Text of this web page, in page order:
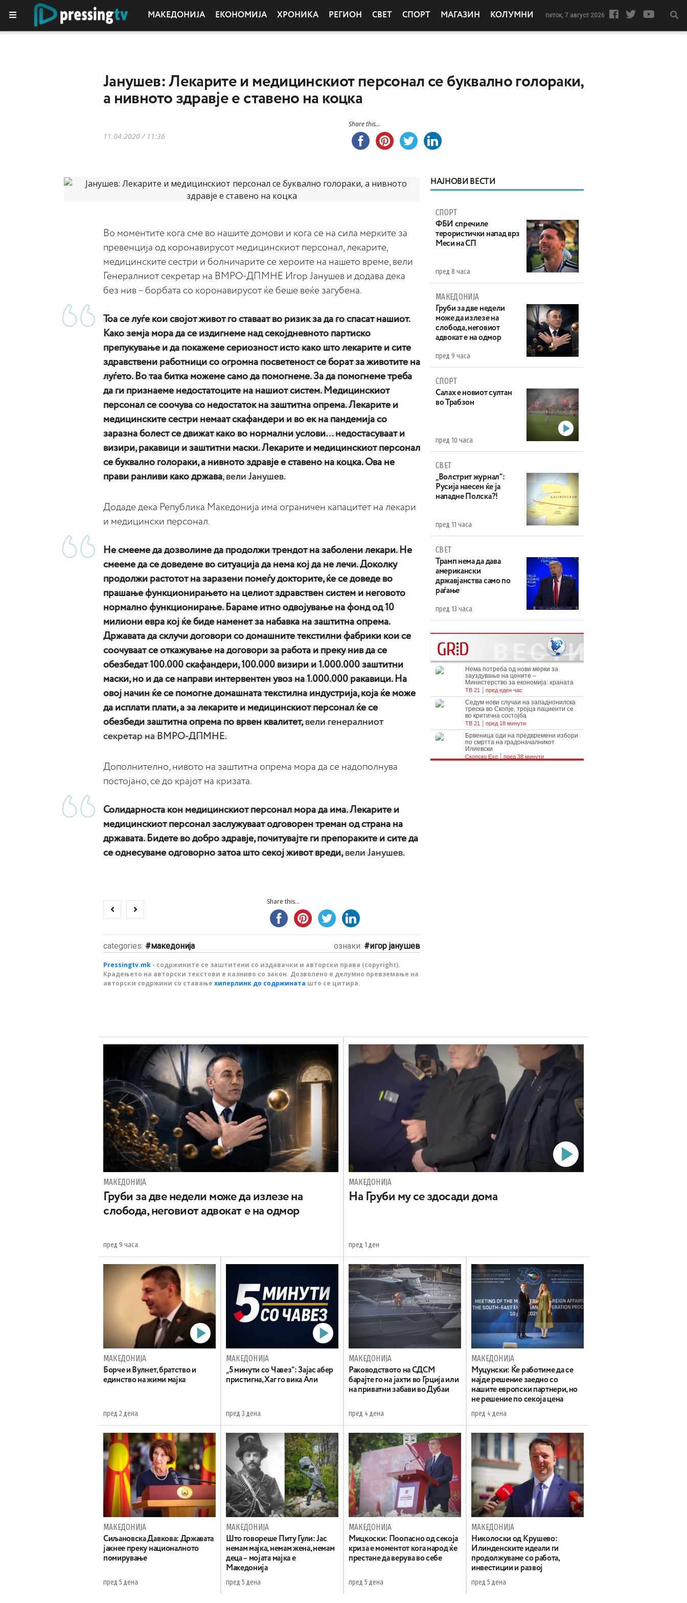
МАКЕДОНИЈА ЕКОНОМИЈА ХРОНИКА РЕГИОН СВЕТ СПОРТ МАГАЗИН КОЛУМНИ петок, 7 август 2026
Јанушев: Лекарите и медицинскиот персонал се буквално голораки,
а нивното здравје е ставено на коцка
11.04.2020 / 11:36
Share this...
Во моментите кога сме во нашите домови и кога се на сила мерките за
превенција од коронавирусот медицинскиот персонал, лекарите,
медицинските сестри и болничарите се хероите на нашето време, вели
Генералниот секретар на ВМРО-ДПМНЕ Игор Јанушев и додава дека
без нив – борбата со коронавирусот ќе беше веќе загубена.
Тоа се луѓе кои својот живот го ставаат во ризик за да го спасат нашиот.
Како земја мора да се издигнеме над секојдневното партиско
препукување и да покажеме сериозност исто како што лекарите и сите
здравствени работници со огромна посветеност се борат за животите на
луѓето. Во таа битка можеме само да помогнеме. За да помогнеме треба
да ги признаеме недостатоците на нашиот систем. Медицинскиот
персонал се соочува со недостаток на заштитна опрема. Лекарите и
медицинските сестри немаат скафандери и во ек на пандемија со
заразна болест се движат како во нормални услови… недостасуваат и
визири, ракавици и заштитни маски. Лекарите и медицинскиот персонал
се буквално голораки, а нивното здравје е ставено на коцка. Ова не
прави ранливи како држава, вели Јанушев.
Додаде дека Република Македонија има ограничен капацитет на лекари
и медицински персонал.
Не смееме да дозволиме да продолжи трендот на заболени лекари. Не
смееме да се доведеме во ситуација да нема кој да не лечи. Доколку
продолжи растотот на заразени помеѓу докторите, ќе се доведе во
прашање функционирањето на целиот здравствен систем и неговото
нормално функционирање. Бараме итно одвојување на фонд од 10
милиони евра кој ќе биде наменет за набавка на заштитна опрема.
Државата да склучи договори со домашните текстилни фабрики кои се
соочуваат се откажување на договори за работа и преку нив да се
обезбедат 100.000 скафандери, 100.000 визири и 1.000.000 заштитни
маски, но и да се направи интервентен увоз на 1.000.000 ракавици. На
овој начин ќе се помогне домашната текстилна индустрија, која ќе може
да исплати плати, а за лекарите и медицинскиот персонал ќе се
обезбеди заштитна опрема по врвен квалитет,вели генералниот
секретар на ВМРО-ДПМНЕ.
Дополнително, нивото на заштитна опрема мора да се надополнува
постојано, се до крајот на кризата.
Солидарноста кон медицинскиот персонал мора да има. Лекарите и
медицинскиот персонал заслужуваат одговорен треман од страна на
државата. Бидете во добро здравје, почитувајте ги препораките и сите да
се однесуваме одговорно затоа што секој живот вреди,вели Јанушев.
Share this...
categories: македонија ознаки: игор јанушев
Pressingtv.mk - содржините се заштитени со издавачки и авторски права (copyright).
Крадењето на авторски текстови е казниво со закон. Дозволено е делумно превземање на
авторски содржини со ставање хиперлинк до содржината што се цитира.
НАЈНОВИ ВЕСТИ
СПОРТ
ФБИ спречиле
терористички напад врз
Меси на СП
пред 8 часа
МАКЕДОНИЈА
Груби за две недели
може да излезе на
слобода, неговиот
адвокат е на одмор
пред 9 часа
СПОРТ
Салах е новиот султан
во Трабзон
пред 10 часа
СВЕТ
„Волстрит журнал“:
Русија наесен ќе ја
нападне Полска?!
пред 11 часа
СВЕТ
Трамп нема да дава
американски
државјанства само по
раѓање
пред 13 часа
МАКЕДОНИЈА
Груби за две недели може да излезе на
слобода, неговиот адвокат е на одмор
пред 9 часа
МАКЕДОНИЈА
На Груби му се здосади дома
пред 1 ден
МАКЕДОНИЈА
Борче и Вулнет, братство и
единство на жими мајка
пред 2 дена
МАКЕДОНИЈА
„5 минути со Чавез“: Зајас абер
пристигна, Хаг го вика Али
пред 3 дена
МАКЕДОНИЈА
Раководството на СДСМ
барајте го на јахти во Грција или
на приватни забави во Дубаи
пред 4 дена
МАКЕДОНИЈА
Муцунски: Ќе работиме да се
најде решение заедно со
нашите европски партнери, но
не решение по секоја цена
пред 4 дена
МАКЕДОНИЈА
Сиљановска Давкова: Државата
јакнее преку националното
помирување
пред 5 дена
МАКЕДОНИЈА
Што говореше Питу Гули: Јас
немам мајка, немам жена, немам
деца – мојата мајка е
Македонија
пред 5 дена
МАКЕДОНИЈА
Мицкоски: Поопасно од секоја
криза е моментот кога народ ќе
престане да верува во себе
пред 5 дена
МАКЕДОНИЈА
Николоски од Крушево:
Илинденските идеали ги
продолжуваме со работа,
инвестиции и развој
пред 5 дена